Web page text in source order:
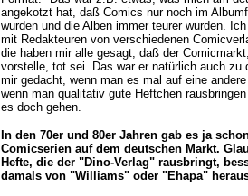
angekotzt hat, daß Comics nur noch im
wurden und die Alben immer teurer wurden.
mit Redakteuren von verschiedenen
die haben mir alle gesagt, daß der
vorstelle, tot sei. Das war er natürlich auch zu
mir gedacht, wenn man es mal auf eine
wenn man qualitativ gute Heftchen
es doch gehen.
In den 70er und 80er Jahren gab es ja
Comicserien auf dem deutschen Markt.
Hefte, die der "Dino-Verlag" rausbringt,
damals von "Williams" oder "Ehapa"